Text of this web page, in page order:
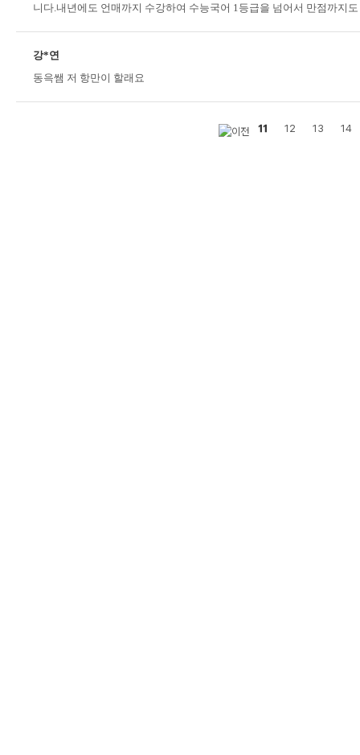
니다.내년에도 언매까지 수강하여 수능국어 1등급을 넘어서 만점까지
강*연
동윽쌤 저 항만이 할래요
11 12 13 14